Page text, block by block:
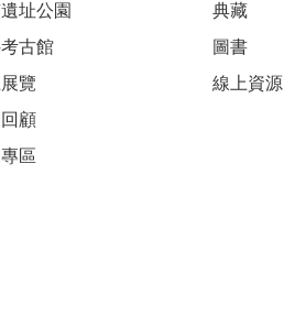
址公園
古館
覽
顧
區
典藏
圖書
線上資源